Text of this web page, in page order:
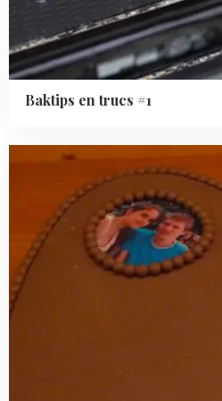
Baktips en trucs #1
Jubileum
taart